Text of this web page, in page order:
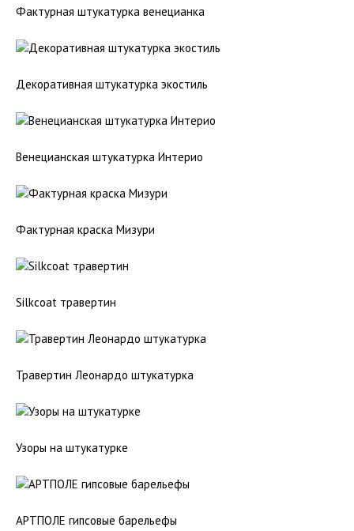
Фактурная штукатурка венецианка
Декоративная штукатурка экостиль
Венецианская штукатурка Интерио
Фактурная краска Мизури
Silkcoat травертин
Травертин Леонардо штукатурка
Узоры на штукатурке
АРТПОЛЕ гипсовые барельефы